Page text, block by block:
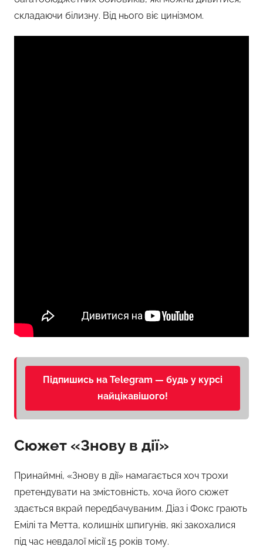
складаючи білизну. Від нього віє цинізмом.
Підпишись на Telegram — будь у курсі
найцікавішого!
Сюжет «Знову в дії»
Принаймні, «Знову в дії» намагається хоч трохи
претендувати на змістовність, хоча його сюжет
здається вкрай передбачуваним. Діаз і Фокс грають
Емілі та Метта, колишніх шпигунів, які закохалися
під час невдалої місії 15 років тому.